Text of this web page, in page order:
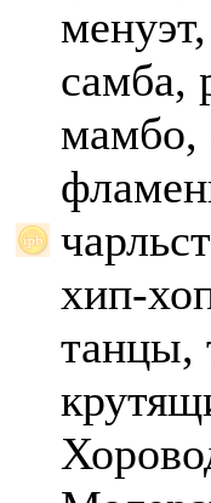
самба,
мамбо,
хип-
танцы,